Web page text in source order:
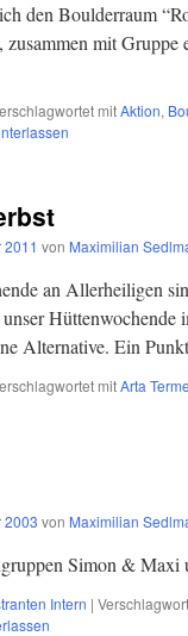
den Boulderraum
zusammen mit
mitAktion,
2011 von Maximilian
an Allerheiligen
Alternative. Ein
mitArta Terme
2003 von Maximilian
Simon & Maxi
Intern |